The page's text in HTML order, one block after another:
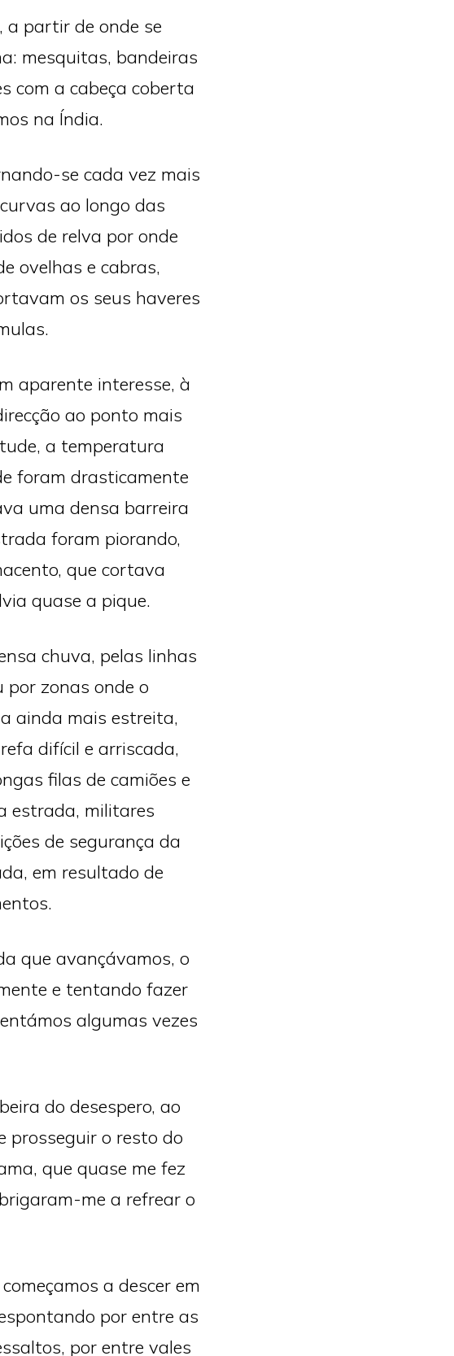
, a partir de onde se
mesquitas, bandeiras
com a cabeça coberta
na Índia.
se cada vez mais
ao longo das
de relva por onde
ovelhas e cabras,
os seus haveres
aparente interesse, à
ao ponto mais
a temperatura
foram drasticamente
uma densa barreira
foram piorando,
que cortava
quase a pique.
chuva, pelas linhas
zonas onde o
ainda mais estreita,
difícil e arriscada,
filas de camiões e
estrada, militares
de segurança da
em resultado de
que avançávamos, o
e tentando fazer
algumas vezes
do desespero, ao
prosseguir o resto do
que quase me fez
me a refrear o
a descer em
por entre as
por entre vales